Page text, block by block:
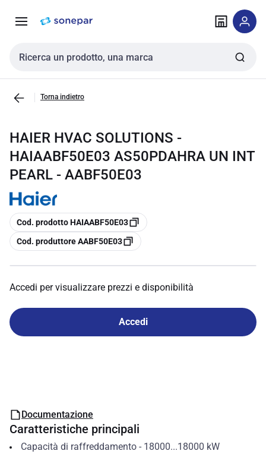
navigazione alla
Cerca input
Torna indietro
HAIER HVAC SOLUTIONS -
HAIAABF50E03 AS50PDAHRA UN INT
PEARL - AABF50E03
copia
Cod. prodotto HAIAABF50E03
copia
Cod. produttore AABF50E03
Accedi per visualizzare prezzi e disponibilità
Accedi
Documentazione
Caratteristiche principali
Capacità di raffreddamento- 18000...18000 kW